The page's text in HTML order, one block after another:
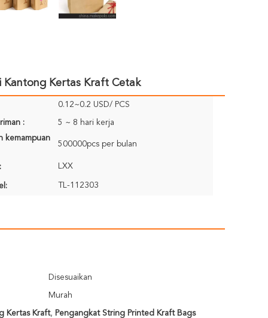
Kantong Kertas Kraft Cetak
0.12~0.2 USD/ PCS
:
5 ~ 8 hari kerja
kemampuan
500000pcs per bulan
LXX
TL-112303
Disesuaikan
Murah
Kertas Kraft, Pengangkat String Printed Kraft Bags